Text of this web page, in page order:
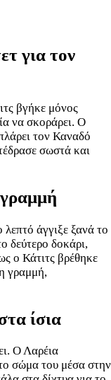
για τον
βγήκε μόνος
να σκοράρει. Ο
τον Καναδό
σωστά και
άγγιξε ξανά το
δεύτερο δοκάρι,
ο Κάτιτς βρέθηκε
γραμμή,
ίσια
Ο Λαρέια
σώμα του μέσα στην